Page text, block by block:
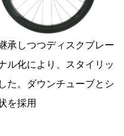
承しつつディスクブレー
ル化により、スタイリッ
た。ダウンチューブとシ
を採用